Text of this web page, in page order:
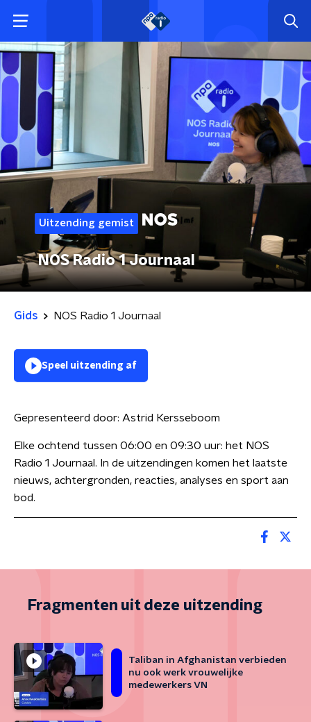
Uitzending gemist
NOS Radio 1 Journaal
Gids NOS Radio 1 Journaal
Speel uitzending af
Gepresenteerd door: Astrid Kersseboom
Elke ochtend tussen 06:00 en 09:30 uur: het NOS
Radio 1 Journaal. In de uitzendingen komen het laatste
nieuws, achtergronden, reacties, analyses en sport aan
bod.
Fragmenten uit deze uitzending
Taliban in Afghanistan verbieden
nu ook werk vrouwelijke
medewerkers VN